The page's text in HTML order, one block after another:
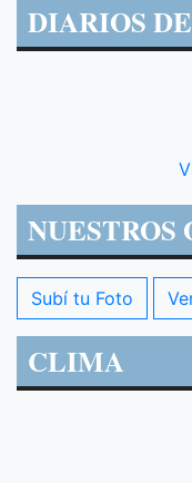
DIARIOS
NUESTROS
Subí tu Foto
CLIMA